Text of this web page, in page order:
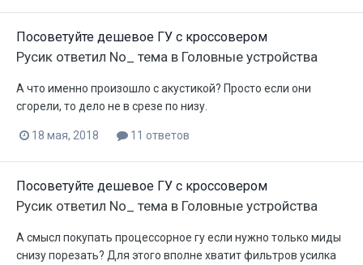
Посоветуйте дешевое ГУ с кроссовером
Русик ответил No_ тема в Головные устройства
А что именно произошло с акустикой? Просто если они
сгорели, то дело не в срезе по низу.
18 мая, 2018 11 ответов
Посоветуйте дешевое ГУ с кроссовером
Русик ответил No_ тема в Головные устройства
А смысл покупать процессорное гу если нужно только миды
снизу порезать? Для этого вполне хватит фильтров усилка